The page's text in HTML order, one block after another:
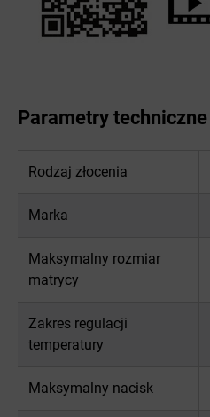
Parametry techniczne
Rodzaj złocenia
Marka
Maksymalny rozmiar
matrycy
Zakres regulacji
temperatury
Maksymalny nacisk